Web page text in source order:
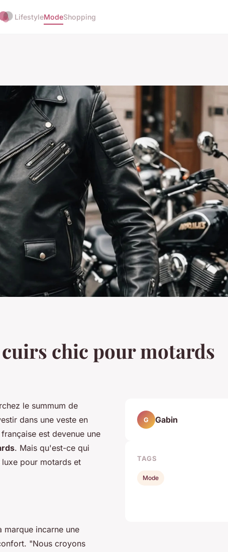
LifestyleModeShopping
chic pour motards
le summum de
dans une veste en
est devenue une
. Mais qu'est-ce qui
pour motards et
marque incarne une
"Nous croyons
G Gabin
TAGS
Mode